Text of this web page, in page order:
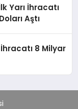
Yarı İhracatı
Aştı
8 Milyar